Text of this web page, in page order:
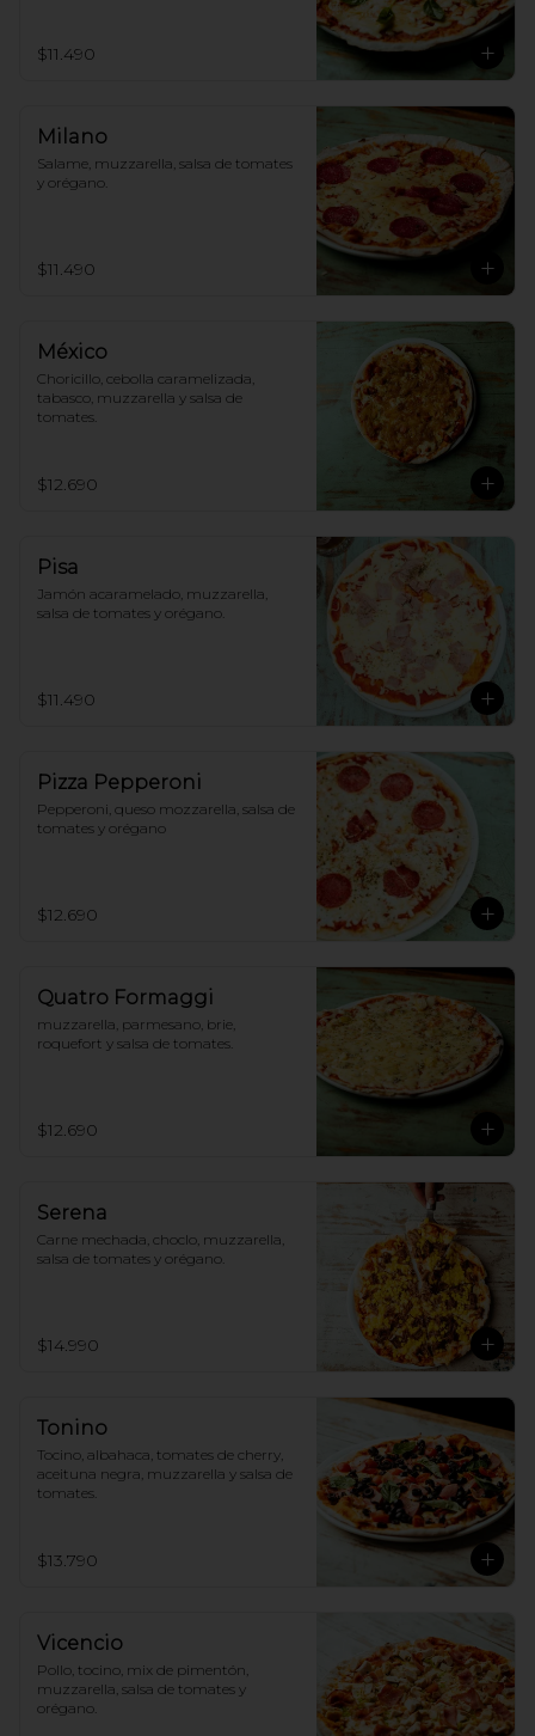
$11.490
Milano
Salame, muzzarella, salsa de tomates
y orégano.
$11.490
México
Choricillo, cebolla caramelizada,
tabasco, muzzarella y salsa de
tomates.
$12.690
Pisa
Jamón acaramelado, muzzarella,
salsa de tomates y orégano.
$11.490
Pizza Pepperoni
Pepperoni, queso mozzarella, salsa de
tomates y orégano
$12.690
Quatro Formaggi
muzzarella, parmesano, brie,
roquefort y salsa de tomates.
$12.690
Serena
Carne mechada, choclo, muzzarella,
salsa de tomates y orégano.
$14.990
Tonino
Tocino, albahaca, tomates de cherry,
aceituna negra, muzzarella y salsa de
tomates.
$13.790
Vicencio
Pollo, tocino, mix de pimentón,
muzzarella, salsa de tomates y
orégano.